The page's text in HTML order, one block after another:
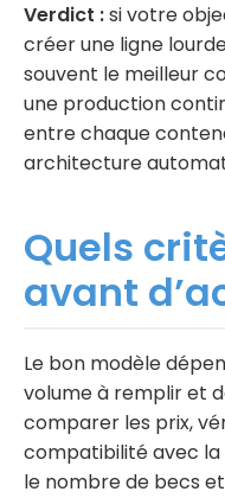
Verdict :si votre
créer une ligne
souvent le meilleur
une production
entre chaque
architecture
Quels
avant
Le bon modèle
volume à remplir et
comparer les prix,
compatibilité avec la
le nombre de becs